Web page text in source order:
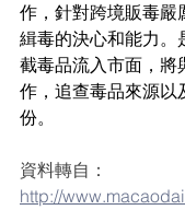
作，針對跨境販毒嚴
緝毒的決心和能力。
截毒品流入市面，將
作，追查毒品來源以
份。
資料轉自：
http://